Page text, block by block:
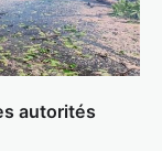
autorités